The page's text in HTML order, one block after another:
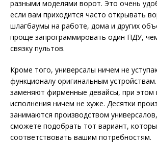
разными моделями ворот. Это очень
если вам приходится часто открывать
шлагбаумы на работе, дома и других
проще запрограммировать один ПДУ,
связку пультов.
Кроме того, универсалы ничем не
функционалу оригинальным
заменяют фирменные девайсы, при этом
исполнения ничем не хуже. Десятки
занимаются производством
сможете подобрать тот вариант,
соответствовать вашим потребностям.